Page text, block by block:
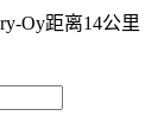
Oy距离14公里